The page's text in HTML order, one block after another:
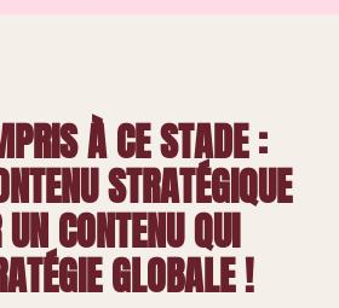
À CE STADE :
STRATÉGIQUE
CONTENU QUI
GLOBALE !